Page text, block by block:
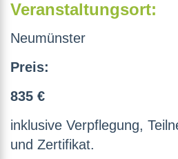
Veranstaltungsort:
Neumünster
Preis:
835 €
inklusive Verpflegung,
und Zertifikat.